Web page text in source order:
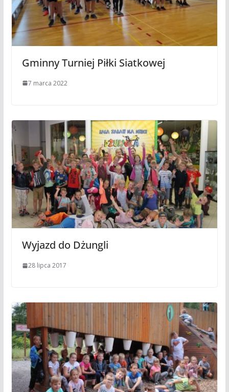
Gminny Turniej Piłki Siatkowej
7 marca 2022
Wyjazd do Dżungli
28 lipca 2017